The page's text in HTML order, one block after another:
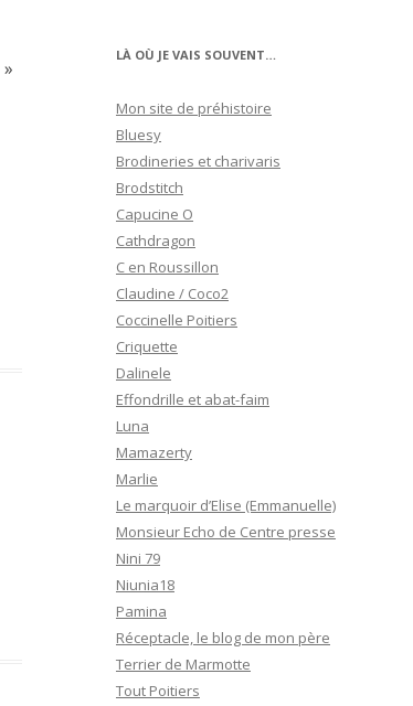
»
LÀ OÙ JE VAIS SOUVENT…
Mon site de préhistoire
Bluesy
Brodineries et charivaris
Brodstitch
Capucine O
Cathdragon
C en Roussillon
Claudine / Coco2
Coccinelle Poitiers
Criquette
Dalinele
Effondrille et abat-faim
Luna
Mamazerty
Marlie
Le marquoir d’Elise (Emmanuelle)
Monsieur Echo de Centre presse
Nini 79
Niunia18
Pamina
Réceptacle, le blog de mon père
Terrier de Marmotte
Tout Poitiers